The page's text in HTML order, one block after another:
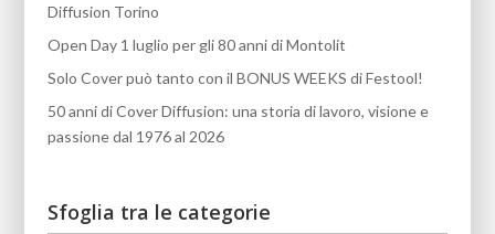
Diffusion Torino
Open Day 1 luglio per gli 80 anni di Montolit
Solo Cover può tanto con il BONUS WEEKS di Festool!
50 anni di Cover Diffusion: una storia di lavoro, visione e
passione dal 1976 al 2026
Sfoglia tra le categorie